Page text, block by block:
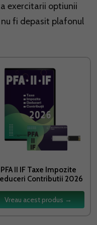
exercitarii optiunii
fi depasit plafonul
PFA II IF Taxe Impozite
Contributii 2026
Vreau acest produs →